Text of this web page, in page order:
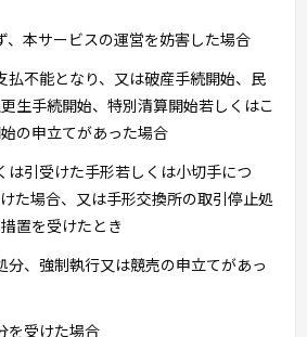
、本サービスの運営を妨害した場合
払不能となり、又は破産手続開始、民
生手続開始、特別清算開始若しくはこ
の申立てがあった場合
は引受けた手形若しくは小切手につ
た場合、又は手形交換所の取引停止処
置を受けたとき
分、強制執行又は競売の申立てがあっ
を受けた場合